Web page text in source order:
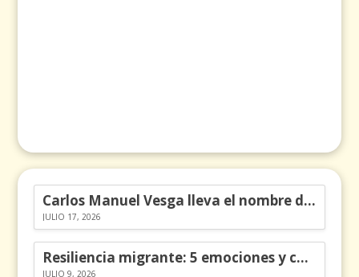
Carlos Manuel Vesga lleva el nombre de Colombia a los Emmy
JULIO 17, 2026
Resiliencia migrante: 5 emociones y cómo gestionarlas
JULIO 9, 2026